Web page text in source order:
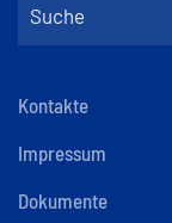
Kontakte
Impressum
Dokumente